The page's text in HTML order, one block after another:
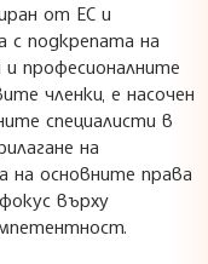
от ЕС и
подкрепата на
професионалните
членки, е насочен
специалисти в
на
на основните права
върху